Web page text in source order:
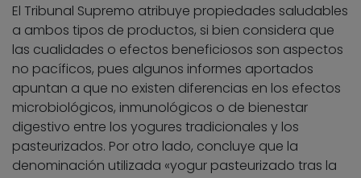
El Tribunal Supremo atribuye propiedades saludables
a ambos tipos de productos, si bien considera que
las cualidades o efectos beneficiosos son aspectos
no pacíficos, pues algunos informes aportados
apuntan a que no existen diferencias en los efectos
microbiológicos, inmunológicos o de bienestar
digestivo entre los yogures tradicionales y los
pasteurizados. Por otro lado, concluye que la
denominación utilizada «yogur pasteurizado tras la